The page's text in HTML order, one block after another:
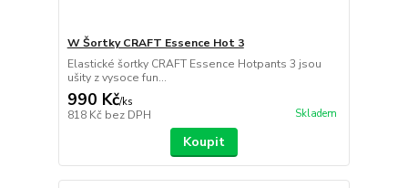
W Šortky CRAFT Essence Hot 3
Elastické šortky CRAFT Essence Hotpants 3 jsou
ušity z vysoce fun...
990 Kč/ks
818 Kč bez DPH Skladem
Koupit